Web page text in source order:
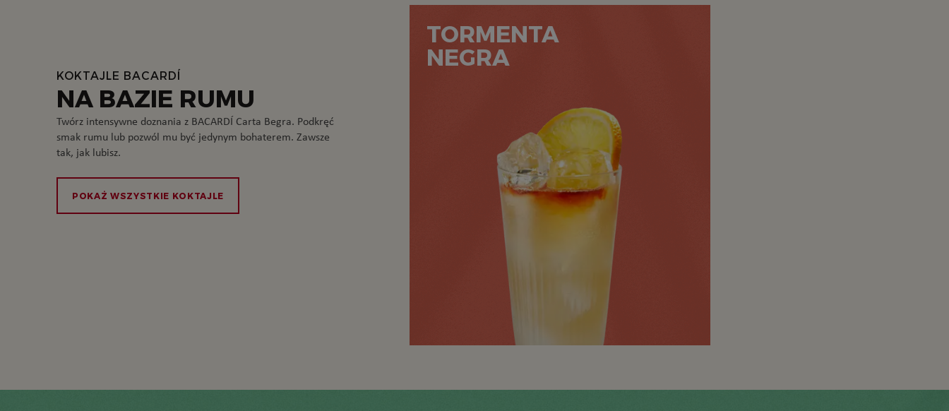
KOKTAJLE BACARDÍ
NA BAZIE RUMU
Twórz intensywne doznania z BACARDÍ Carta Begra. Podkręć
smak rumu lub pozwól mu być jedynym bohaterem. Zawsze
tak, jak lubisz.
POKAŻ WSZYSTKIE KOKTAJLE
TORMENTA
NEGRA